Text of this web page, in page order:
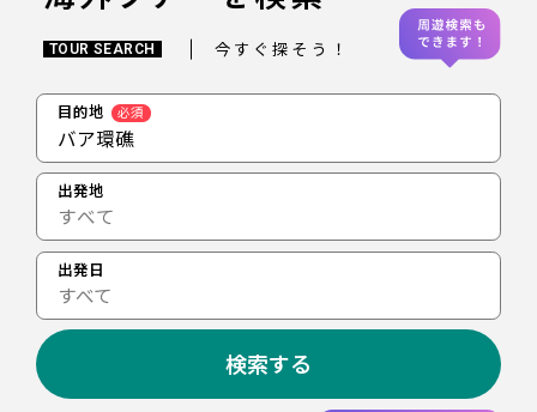
TOUR SEARCH 今すぐ探そう！
目的地 必須
バア環礁
出発地
出発日
すべて
検索する